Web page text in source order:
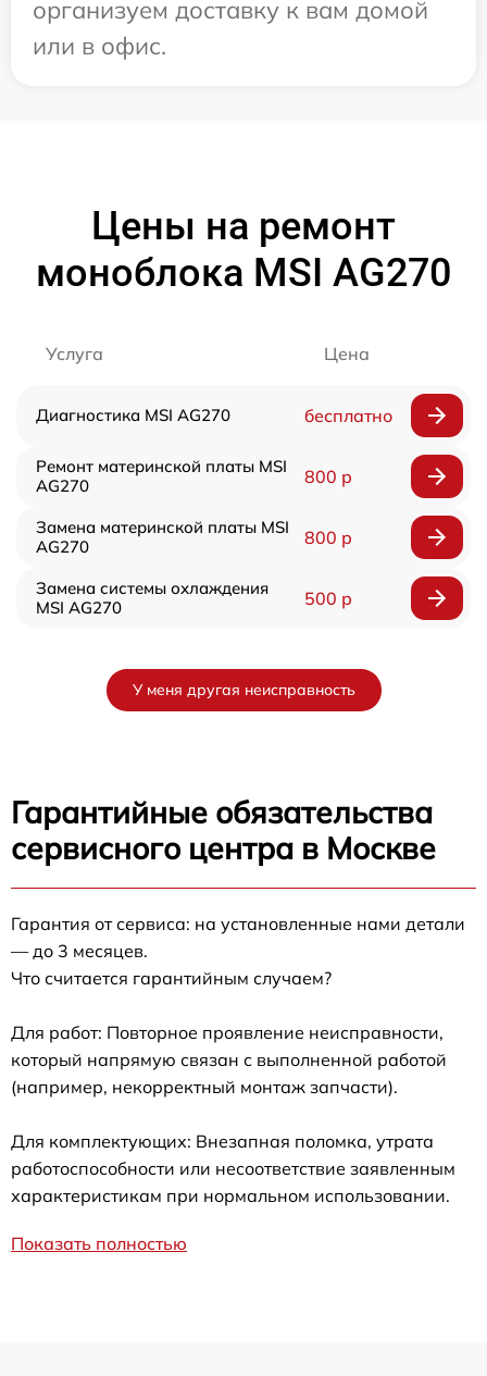
организуем доставку к вам домой
или в офис.
Цены на ремонт
моноблока MSI AG270
Услуга Цена
Диагностика MSI AG270 бесплатно
Ремонт материнской платы MSI
AG270
800 р
Замена материнской платы MSI
AG270
800 р
Замена системы охлаждения
MSI AG270
500 р
У меня другая неисправность
Гарантийные обязательства
сервисного центра в Москве
Гарантия от сервиса: на установленные нами детали
— до 3 месяцев.
Что считается гарантийным случаем?
Для работ: Повторное проявление неисправности,
который напрямую связан с выполненной работой
(например, некорректный монтаж запчасти).
Для комплектующих: Внезапная поломка, утрата
работоспособности или несоответствие заявленным
характеристикам при нормальном использовании.
Показать полностью